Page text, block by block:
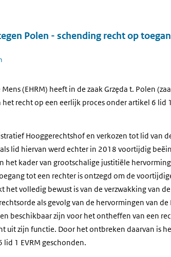
Polen - schending recht op
(EHRM) heeft in de zaak Grzęda t. Polen
recht op een eerlijk proces onder artikel 6 lid
Hooggerechtshof en verkozen tot lid van
lid hiervan werd echter in 2018 voortijdig
het kader van grootschalige justitiële
tot een rechter is ontzegd om de
het volledig bewust is van de verzwakking van
als gevolg van de hervormingen van de
beschikbaar zijn voor het ontheffen van een
uit zijn functie. Door het ontbreken daarvan is
1 EVRM geschonden.